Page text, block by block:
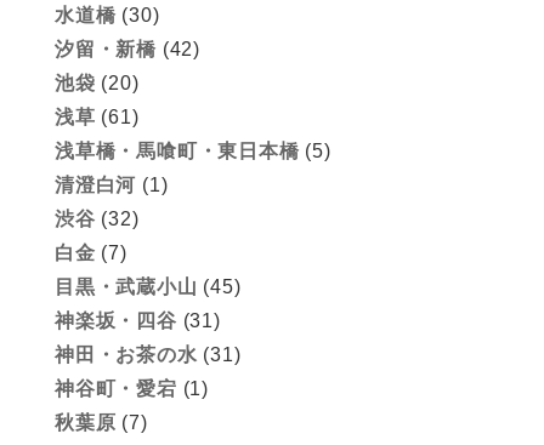
水道橋 (30)
汐留・新橋 (42)
池袋 (20)
浅草 (61)
浅草橋・馬喰町・東日本橋 (5)
清澄白河 (1)
渋谷 (32)
白金 (7)
目黒・武蔵小山 (45)
神楽坂・四谷 (31)
神田・お茶の水 (31)
神谷町・愛宕 (1)
秋葉原 (7)